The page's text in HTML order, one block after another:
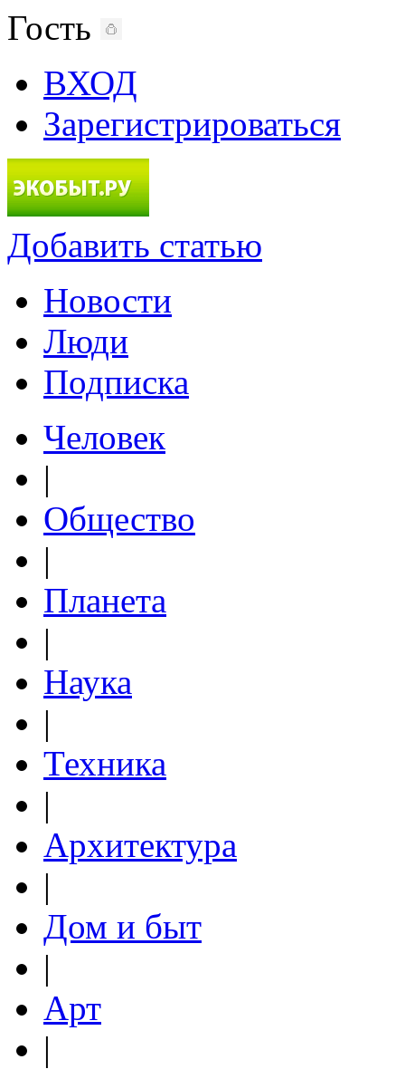
Гость
ВХОД
Зарегистрироваться
Добавить статью
Новости
Люди
Подписка
Человек
|
Общество
|
Планета
|
Наука
|
Техника
|
Архитектура
|
Дом и быт
|
Арт
|